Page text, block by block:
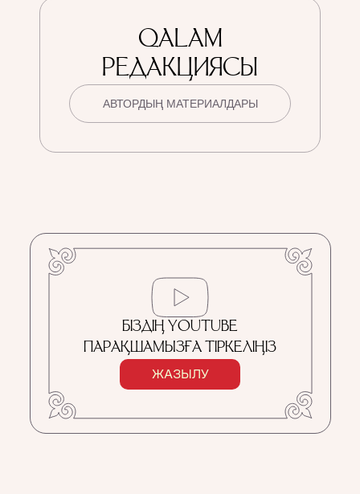
QALAM
РЕДАКЦИЯСЫ
АВТОРДЫҢ МАТЕРИАЛДАРЫ
БІЗДІҢ YOUTUBE
ПАРАҚШАМЫЗҒА ТІРКЕЛІҢІЗ
ЖАЗЫЛУ